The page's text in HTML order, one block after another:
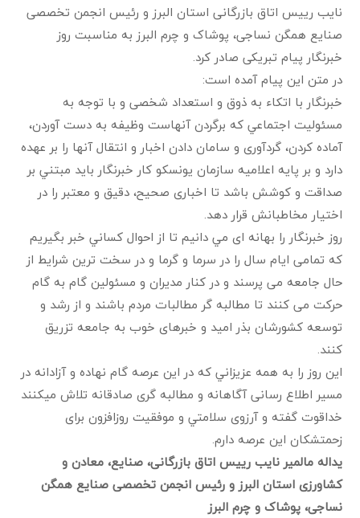
نایب رییس اتاق بازرگانی استان البرز و رئیس انجمن تخصصی
صنایع همگن نساجی، پوشاک و چرم البرز به مناسبت روز
خبرنگار پیام تبریکی صادر کرد.
در متن این پیام آمده است:
خبرنگار با اتكاء به ذوق و استعداد شخصی و با توجه به
مسئوليت اجتماعي كه برگردن آنهاست وظيفه به دست آوردن،
آماده كردن، گردآوری و سامان دادن اخبار و انتقال آنها را بر عهده
دارد و بر پايه اعلاميه سازمان يونسكو كار خبرنگار بايد مبتني بر
صداقت و کوشش باشد تا اخباری صحيح، دقيق و معتبر را در
اختيار مخاطبانش قرار دهد.
روز خبرنگار را بهانه ای مي دانيم تا از احوال كساني خبر بگيريم
كه تمامی ايام سال را در سرما و گرما و در سخت ترين شرايط از
حال جامعه می پرسند و در كنار مديران و مسئولين گام به گام
حركت می کنند تا مطالبه گر مطالبات مردم باشند و از رشد و
توسعه کشورشان بذر اميد و خبرهای خوب به جامعه تزريق
كنند.
اين روز را به همه عزيزاني كه در اين عرصه گام نهاده و آزادانه در
مسير اطلاع رسانی آگاهانه و مطالبه گری صادقانه تلاش ميكنند
خداقوت گفته و آرزوی سلامتي و موفقيت روزافزون برای
زحمتشکان این عرصه دارم.
یداله مالمیر نایب رییس اتاق بازرگانی، صنایع، معادن و
کشاورزی استان البرز و رئیس انجمن تخصصی صنایع همگن
نساجی، پوشاک و چرم البرز